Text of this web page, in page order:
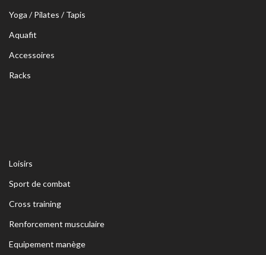
Yoga / Pilates / Tapis
Aquafit
Accessoires
Racks
Loisirs
Sport de combat
Cross training
Renforcement musculaire
Equipement manège